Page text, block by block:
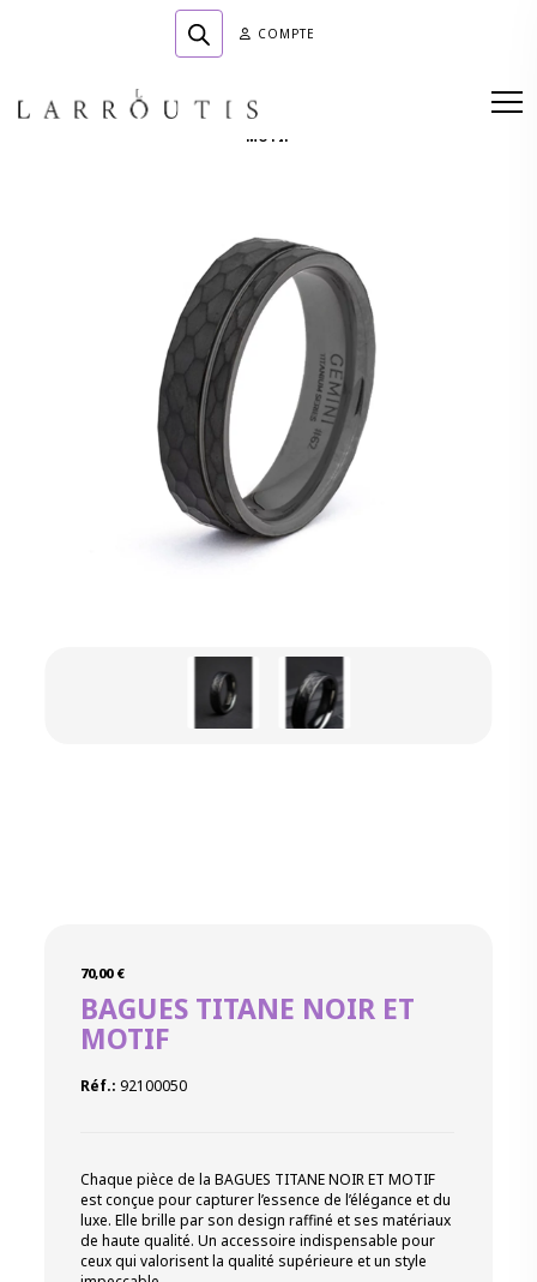
COMPTE
70,00 €
BAGUES TITANE NOIR ET
MOTIF
Réf.:92100050
Chaque pièce de la BAGUES TITANE NOIR ET MOTIF
est conçue pour capturer l’essence de l’élégance et du
luxe. Elle brille par son design raffiné et ses matériaux
de haute qualité. Un accessoire indispensable pour
ceux qui valorisent la qualité supérieure et un style
Accueil »Boutique »BIJOUTERIE »
MOTIF